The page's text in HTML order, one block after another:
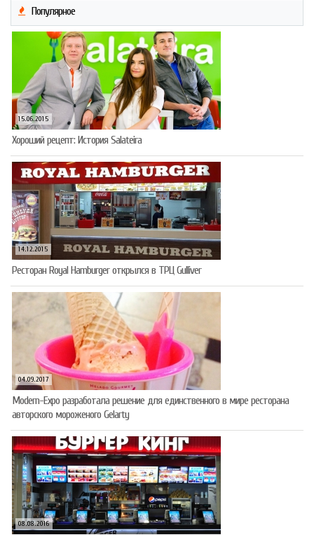
Популярное
15.06.2015
Хороший рецепт: История Salateira
14.12.2015
Ресторан Royal Hamburger открылся в ТРЦ Gulliver
04.09.2017
Modern-Expo разработала решение для единственного в мире ресторана
авторского мороженого Gelarty
08.08.2016